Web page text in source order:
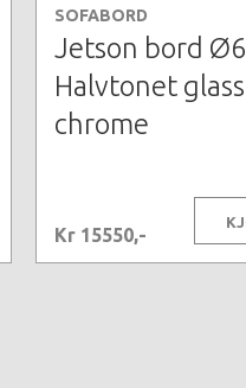
SOFABORD
Jetson bord
Halvtonet
chrome
Kr 15550,-